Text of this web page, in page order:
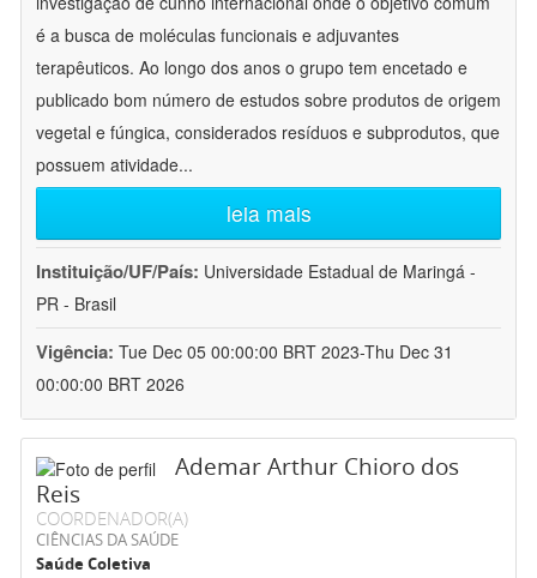
é a busca de moléculas funcionais e adjuvantes
terapêuticos. Ao longo dos anos o grupo tem encetado e
publicado bom número de estudos sobre produtos de origem
vegetal e fúngica, considerados resíduos e subprodutos, que
possuem atividade...
leia mais
Instituição/UF/País: Universidade Estadual de Maringá -
PR - Brasil
Vigência: Tue Dec 05 00:00:00 BRT 2023-Thu Dec 31
00:00:00 BRT 2026
Ademar Arthur Chioro dos
Reis
COORDENADOR(A)
CIÊNCIAS DA SAÚDE
Saúde Coletiva